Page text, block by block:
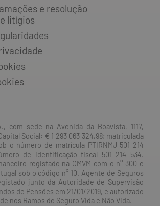
e resolução
litígios
com sede na Avenida da Boavista, 1117,
Social: € 1 293 063 324,98; matriculada
o número de matrícula PTIRNMJ 501 214
de identificação fiscal 501 214 534.
registado na CMVM com o n° 300 e
sob o código n° 10. Agente de Seguros
junto da Autoridade de Supervisão
de Pensões em 21/01/2019, e autorizado
nos Ramos de Seguro Vida e Não Vida.